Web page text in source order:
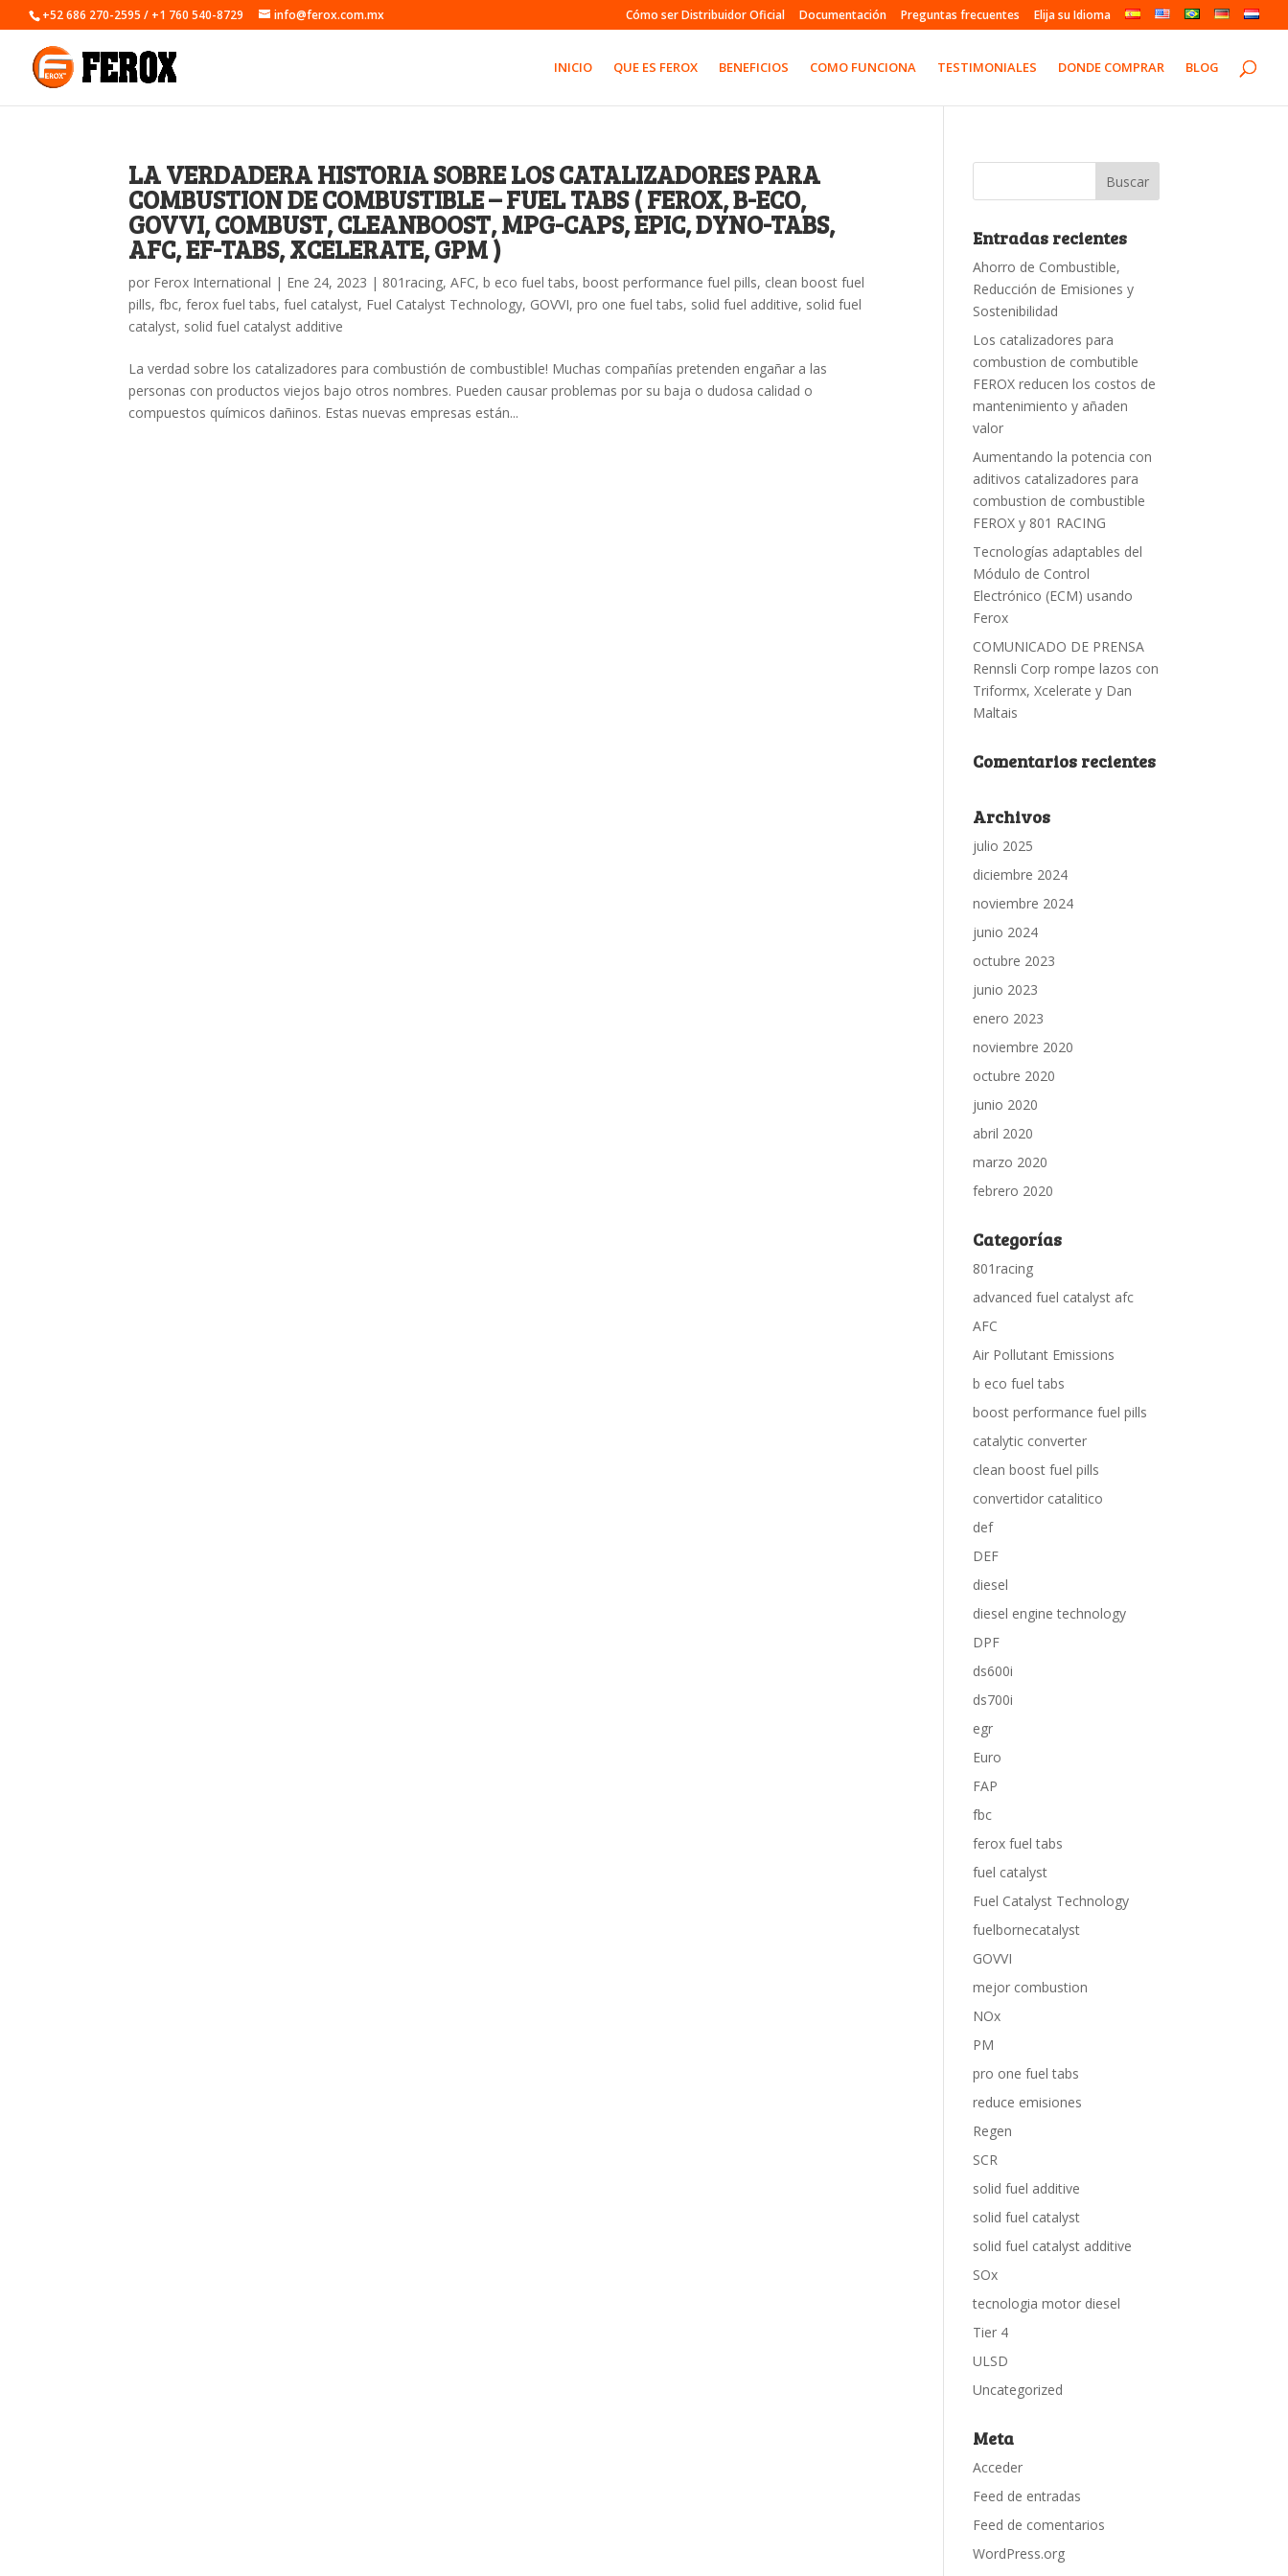
+52 686 270-2595 / +1 760 540-8729 info@ferox.com.mx Cómo ser Distribuidor Oficial Documentación Preguntas frecuentes Elija su Idioma
INICIO QUE ES FEROX BENEFICIOS COMO FUNCIONA TESTIMONIALES DONDE COMPRAR BLOG
LA VERDADERA HISTORIA SOBRE LOS CATALIZADORES PARA
COMBUSTION DE COMBUSTIBLE – FUEL TABS ( FEROX, B-ECO,
GOVVI, COMBUST, CLEANBOOST, MPG-CAPS, EPIC, DYNO-TABS,
AFC, EF-TABS, XCELERATE, GPM )
por Ferox International | Ene 24, 2023 | 801racing,AFC,b eco fuel tabs,boost performance fuel pills, clean boost fuel
pills,fbc,ferox fuel tabs,fuel catalyst, Fuel Catalyst Technology, GOVVI,pro one fuel tabs, solid fuel additive, solid fuel
catalyst, solid fuel catalyst additive
La verdad sobre los catalizadores para combustión de combustible! Muchas compañías pretenden engañar a las
personas con productos viejos bajo otros nombres. Pueden causar problemas por su baja o dudosa calidad o
compuestos químicos dañinos. Estas nuevas empresas están...
Entradas recientes
Ahorro de Combustible,
Reducción de Emisiones y
Sostenibilidad
Los catalizadores para
combustion de combutible
FEROX reducen los costos de
mantenimiento y añaden
valor
Aumentando la potencia con
aditivos catalizadores para
combustion de combustible
FEROX y 801 RACING
Tecnologías adaptables del
Módulo de Control
Electrónico (ECM) usando
Ferox
COMUNICADO DE PRENSA
Rennsli Corp rompe lazos con
Triformx, Xcelerate y Dan
Maltais
Comentarios recientes
Archivos
julio 2025
diciembre 2024
noviembre 2024
junio 2024
octubre 2023
junio 2023
enero 2023
noviembre 2020
octubre 2020
junio 2020
abril 2020
marzo 2020
febrero 2020
Categorías
801racing
advanced fuel catalyst afc
AFC
Air Pollutant Emissions
b eco fuel tabs
boost performance fuel pills
catalytic converter
clean boost fuel pills
convertidor catalitico
def
DEF
diesel
diesel engine technology
DPF
ds600i
ds700i
egr
Euro
FAP
fbc
ferox fuel tabs
fuel catalyst
Fuel Catalyst Technology
fuelbornecatalyst
GOVVI
mejor combustion
NOx
PM
pro one fuel tabs
reduce emisiones
Regen
SCR
solid fuel additive
solid fuel catalyst
solid fuel catalyst additive
SOx
tecnologia motor diesel
Tier 4
ULSD
Uncategorized
Meta
Acceder
Feed de entradas
Feed de comentarios
WordPress.org